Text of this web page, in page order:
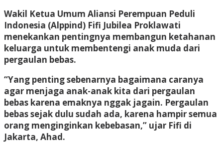
Wakil Ketua Umum Aliansi Perempuan Peduli
Indonesia (Alppind) Fifi Jubilea Proklawati
menekankan pentingnya membangun ketahanan
keluarga untuk membentengi anak muda dari
pergaulan bebas.
“Yang penting sebenarnya bagaimana caranya
agar menjaga anak-anak kita dari pergaulan
bebas karena emaknya nggak jagain. Pergaulan
bebas sejak dulu sudah ada, karena hampir semua
orang menginginkan kebebasan,” ujar Fifi di
Jakarta, Ahad.